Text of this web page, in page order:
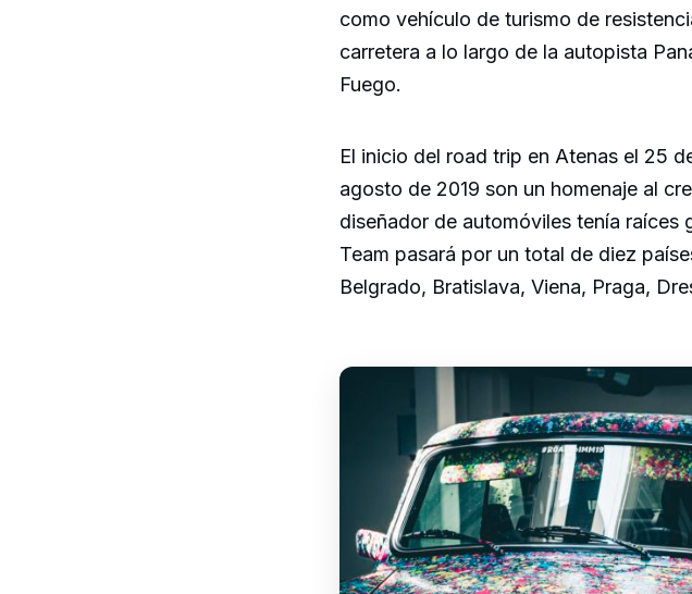
como vehículo de turismo de
carretera a lo largo de la autopista
Fuego.
El inicio del road trip en Atenas el 25
agosto de 2019 son un homenaje al
diseñador de automóviles tenía raíces
Team pasará por un total de diez
Belgrado, Bratislava, Viena, Praga,